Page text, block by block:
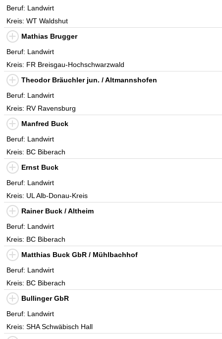
Beruf: Landwirt
Kreis: WT Waldshut
Mathias Brugger
Beruf: Landwirt
Kreis: FR Breisgau-Hochschwarzwald
Theodor Bräuchler jun. / Altmannshofen
Beruf: Landwirt
Kreis: RV Ravensburg
Manfred Buck
Beruf: Landwirt
Kreis: BC Biberach
Ernst Buck
Beruf: Landwirt
Kreis: UL Alb-Donau-Kreis
Rainer Buck / Altheim
Beruf: Landwirt
Kreis: BC Biberach
Matthias Buck GbR / Mühlbachhof
Beruf: Landwirt
Kreis: BC Biberach
Bullinger GbR
Beruf: Landwirt
Kreis: SHA Schwäbisch Hall